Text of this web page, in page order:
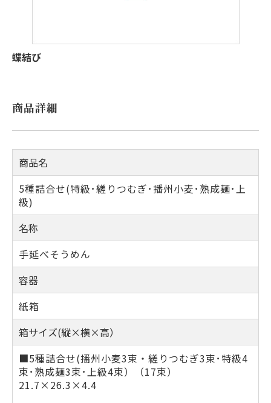
蝶結び
商品詳細
商品名
5種詰合せ(特級･縒りつむぎ･播州小麦･熟成麺･上
級)
名称
手延べそうめん
容器
紙箱
箱サイズ(縦×横×高）
■5種詰合せ(播州小麦3束・縒りつむぎ3束･特級4
束･熟成麺3束･上級4束）（17束）
21.7×26.3×4.4